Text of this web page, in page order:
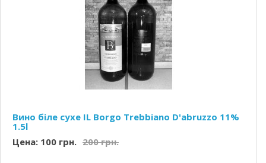
Вино біле сухе IL Borgo Trebbiano D'abruzzo 11%
1.5l
Цена: 100 грн. 200 грн.